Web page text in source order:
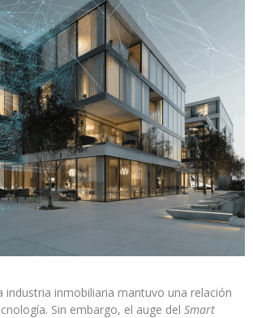
industria inmobiliaria mantuvo una relación
Sin embargo, el auge del Smart